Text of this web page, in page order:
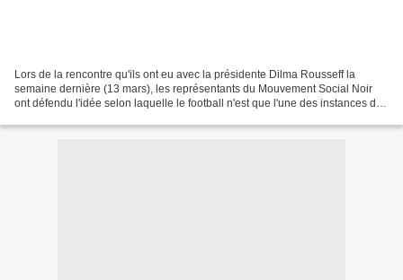
Lors de la rencontre qu'ils ont eu avec la présidente Dilma Rousseff la
semaine dernière (13 mars), les représentants du Mouvement Social Noir
ont défendu l'idée selon laquelle le football n'est que l'une des instances de